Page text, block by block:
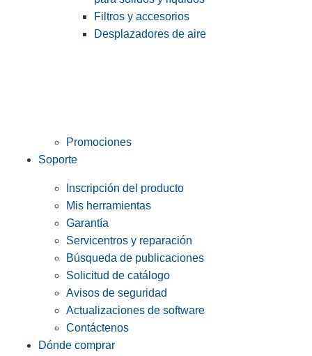
Filtros y accesorios
Desplazadores de aire
Promociones
Soporte
Inscripción del producto
Mis herramientas
Garantía
Servicentros y reparación
Búsqueda de publicaciones
Solicitud de catálogo
Avisos de seguridad
Actualizaciones de software
Contáctenos
Dónde comprar